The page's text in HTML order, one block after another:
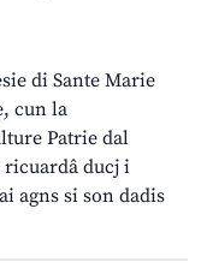
di Sante Marie
cun la
Patrie dal
ricuardâ ducj i
agns si son dadis